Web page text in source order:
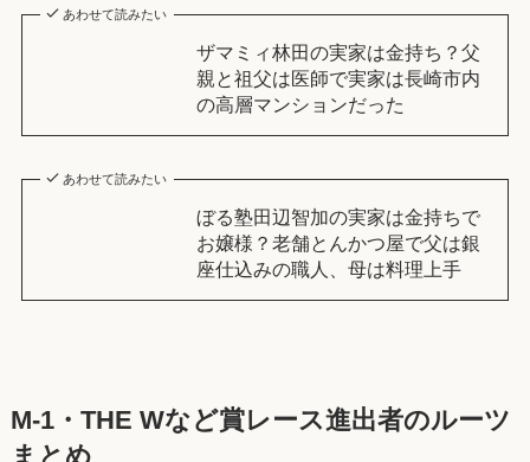
あわせて読みたい
ザマミィ林田の実家は金持ち？父
親と祖父は医師で実家は長崎市内
の高層マンションだった
あわせて読みたい
ぼる塾田辺智加の実家は金持ちで
お嬢様？老舗とんかつ屋で父は銀
座仕込みの職人、母は料理上手
M-1・THE Wなど賞レース進出者のルーツ
まとめ